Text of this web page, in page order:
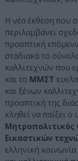
Η νέα έκθεση που
περιλαμβάνει
προοπτική
σταδιακά το
καλλιτεχνών που
και το ΜΜΣΤ
και ξένων
προοπτική της
κληθεί να παίξει
Μητροπολιτικός
Εικαστικών
ελληνική